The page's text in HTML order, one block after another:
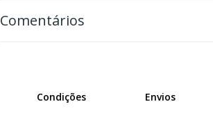
Comentários
Condições Envios